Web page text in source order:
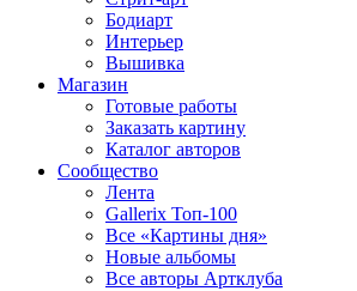
Бодиарт
Интерьер
Вышивка
Магазин
Готовые работы
Заказать картину
Каталог авторов
Сообщество
Лента
Gallerix Топ-100
Все «Картины дня»
Новые альбомы
Все авторы Артклуба